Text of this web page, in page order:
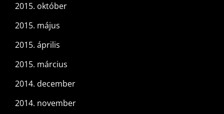
2015. október
2015. május
2015. április
2015. március
2014. december
2014. november